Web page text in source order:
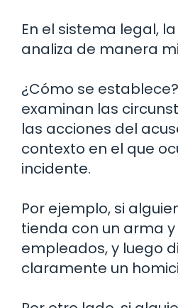
En el sistema legal,
analiza de manera
¿Cómo se
examinan las
las acciones del
contexto en el que
incidente.
Por ejemplo, si
tienda con un arma
empleados, y luego
claramente un